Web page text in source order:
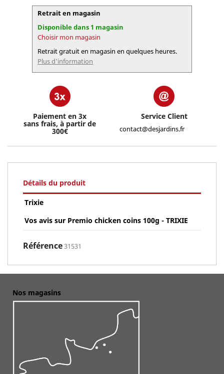
Retrait en magasin
Disponible dans 1 magasin
Choisir mon magasin
Retrait gratuit en magasin en quelques heures.
Plus d'information
Paiement en 3x
sans frais, à partir de
300€
Service Client
contact@desjardins.fr
Détails du produit
Trixie
Vos avis sur Premio chicken coins 100g - TRIXIE
Référence31531
Nos magasins